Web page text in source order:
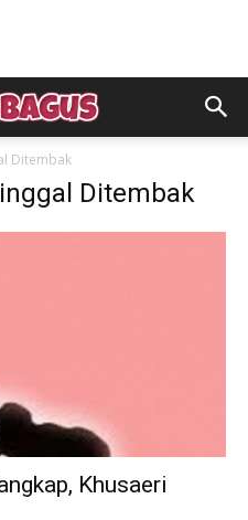
Ditembak
Ditembak
Khusaeri